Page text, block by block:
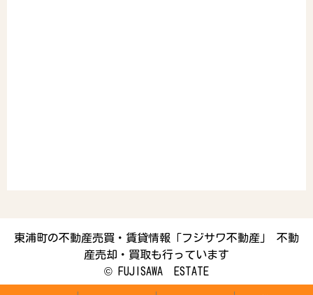
東浦町の不動産売買・賃貸情報「フジサワ不動産」 不動
産売却・買取も行っています
©
FUJISAWA ESTATE